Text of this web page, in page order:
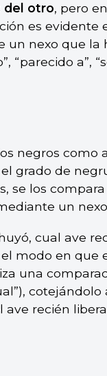
del otro, pero
es evidente
un nexo que la
“parecido a”,
negros como
grado de
se los compara
un nexo
cual ave
el modo en que
una
cotejándolo
ave recién